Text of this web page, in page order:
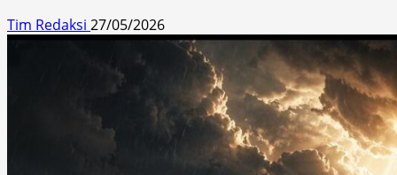
Tim Redaksi 27/05/2026